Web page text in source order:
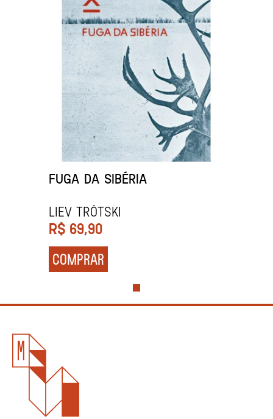
FUGA DA SIBÉRIA
LIEV TRÓTSKI
R$ 69,90
COMPRAR